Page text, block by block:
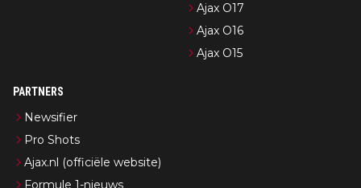
Ajax O17
Ajax O16
Ajax O15
PARTNERS
Newsifier
Pro Shots
Ajax.nl (officiële website)
Formule 1-nieuws